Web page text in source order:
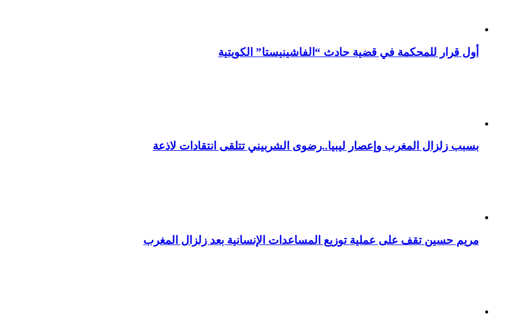
أول قرار للمحكمة في قضية حادث “الفاشينيستا” الكويتية
بسبب زلزال المغرب وإعصار ليبيا..رضوى الشربيني تتلقى انتقادات لاذعة
مريم حسين تقف على عملية توزيع المساعدات الإنسانية بعد زلزال المغرب